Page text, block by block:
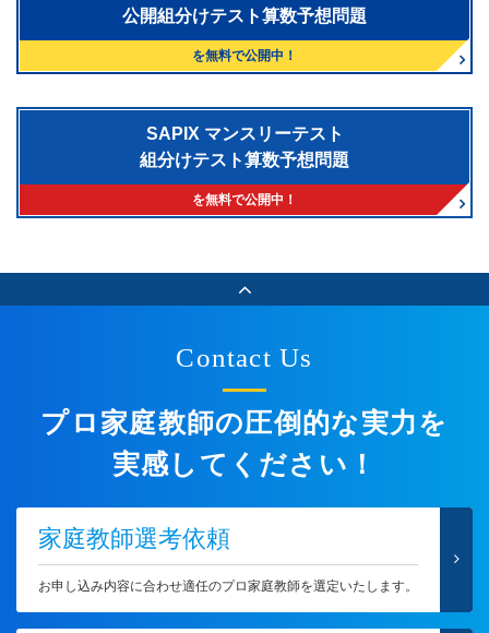
公開組分けテスト算数予想問題
を無料で公開中！
SAPIX マンスリーテスト
組分けテスト算数予想問題
を無料で公開中！
Contact Us
プロ家庭教師の圧倒的な実力を
実感してください！
家庭教師選考依頼
お申し込み内容に合わせ適任のプロ家庭教師を選定いたします。